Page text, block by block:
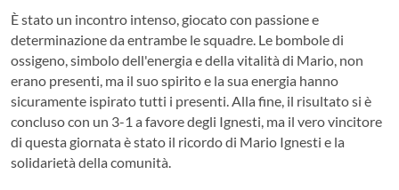
È stato un incontro intenso, giocato con passione e
determinazione da entrambe le squadre. Le bombole di
ossigeno, simbolo dell'energia e della vitalità di Mario, non
erano presenti, ma il suo spirito e la sua energia hanno
sicuramente ispirato tutti i presenti. Alla fine, il risultato si è
concluso con un 3-1 a favore degli Ignesti, ma il vero vincitore
di questa giornata è stato il ricordo di Mario Ignesti e la
solidarietà della comunità.